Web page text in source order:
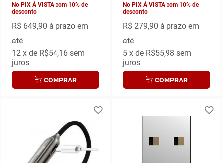
No PIX À VISTA com 10% de
desconto
R$ 649,90 à prazo em
até
12x de R$54,16sem
juros
COMPRAR
No PIX À VISTA com 10% de
desconto
R$ 279,90 à prazo em
até
5x de R$55,98 sem
juros
COMPRAR